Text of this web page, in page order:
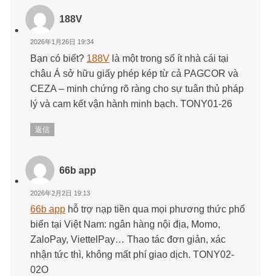
188V
2026年1月26日 19:34
Bạn có biết? 188V là một trong số ít nhà cái tại
châu Á sở hữu giấy phép kép từ cả PAGCOR và
CEZA – minh chứng rõ ràng cho sự tuân thủ pháp
lý và cam kết vận hành minh bạch. TONY01-26
返信
66b app
2026年2月2日 19:13
66b app hỗ trợ nạp tiền qua mọi phương thức phổ
biến tại Việt Nam: ngân hàng nội địa, Momo,
ZaloPay, ViettelPay… Thao tác đơn giản, xác
nhận tức thì, không mất phí giao dịch. TONY02-
02O